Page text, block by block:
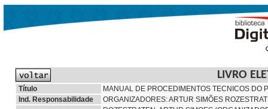
LIVRO
Título
MANUAL DE PROCEDIMENTOS TECNICOS DO
Ind. Responsabilidade
ORGANIZADORES: ARTUR SIMÕES